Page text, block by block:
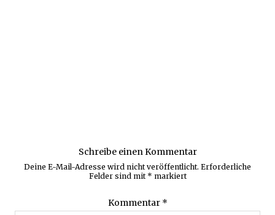
Schreibe einen Kommentar
Deine E-Mail-Adresse wird nicht veröffentlicht. Erforderliche
Felder sind mit * markiert
Kommentar *